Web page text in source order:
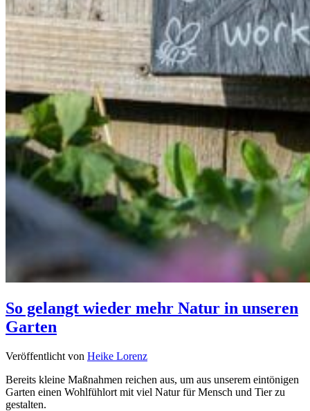
So gelangt wieder mehr Natur in unseren
Garten
Veröffentlicht von Heike Lorenz
Bereits kleine Maßnahmen reichen aus, um aus unserem eintönigen
Garten einen Wohlfühlort mit viel Natur für Mensch und Tier zu
gestalten.